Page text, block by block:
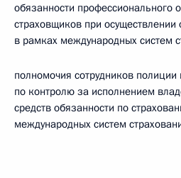
обязанности профессионального
страховщиков при
в рамках международных систем
полномочия сотрудников
по контролю за исполнением
средств обязанности по
международных систем